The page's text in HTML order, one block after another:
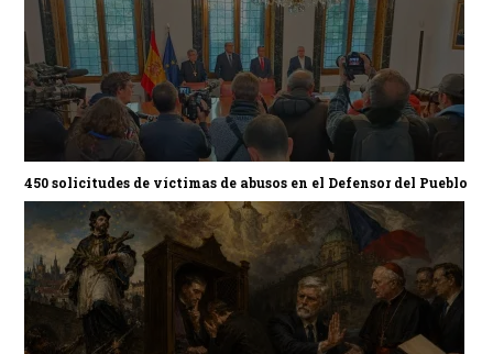
450 solicitudes de víctimas de abusos en el Defensor del Pueblo